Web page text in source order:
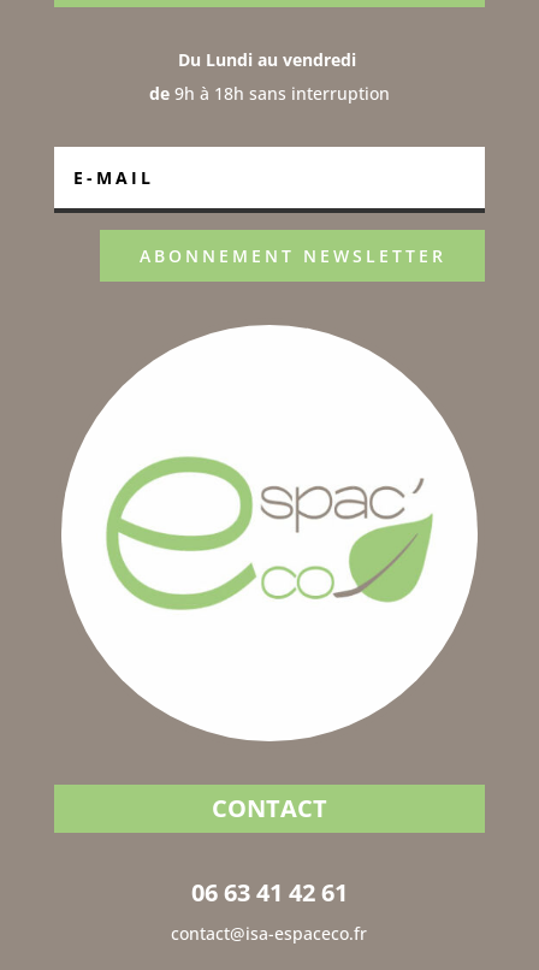
Du Lundi au vendredi
de9h à 18h sans interruption
ABONNEMENT NEWSLETTER
CONTACT
06 63 41 42 61
contact@isa-espaceco.fr